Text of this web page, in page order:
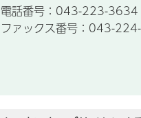
電話番号：043-223-3634
ファックス番号：043-